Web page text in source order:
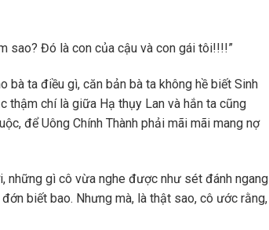
sao? Đó là con của cậu và con gái tôi!!!!”
bà ta điều gì, căn bản bà ta không hề biết Sinh
thậm chí là giữa Hạ thụy Lan và hắn ta cũng
để Uông Chính Thành phải mãi mãi mang nợ
những gì cô vừa nghe được như sét đánh ngang
biết bao. Nhưng mà, là thật sao, cô ước rằng,